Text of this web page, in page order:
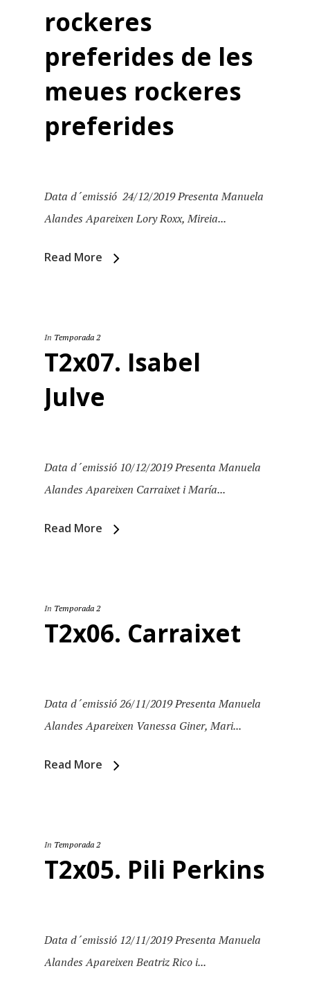
rockeres
preferides de les
meues rockeres
preferides
Data d´emissió 24/12/2019 Presenta Manuela
Alandes Apareixen Lory Roxx, Mireia...
Read More
In Temporada 2
T2x07. Isabel
Julve
Data d´emissió 10/12/2019 Presenta Manuela
Alandes Apareixen Carraixet i María...
Read More
In Temporada 2
T2x06. Carraixet
Data d´emissió 26/11/2019 Presenta Manuela
Alandes Apareixen Vanessa Giner, Mari...
Read More
In Temporada 2
T2x05. Pili Perkins
Data d´emissió 12/11/2019 Presenta Manuela
Alandes Apareixen Beatriz Rico i...